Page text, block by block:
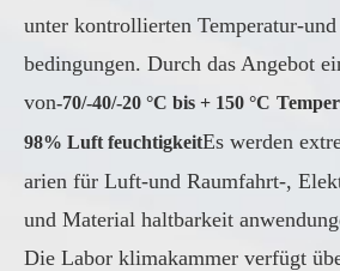
unter kontrollierten Temperatur-
bedingungen. Durch das Angebot
von-70/-40/-20 °C bis + 150 °C
98% Luft feuchtigkeitEs werden
arien für Luft-und Raumfahrt-,
und Material haltbarkeit
Die Labor klimakammer verfügt